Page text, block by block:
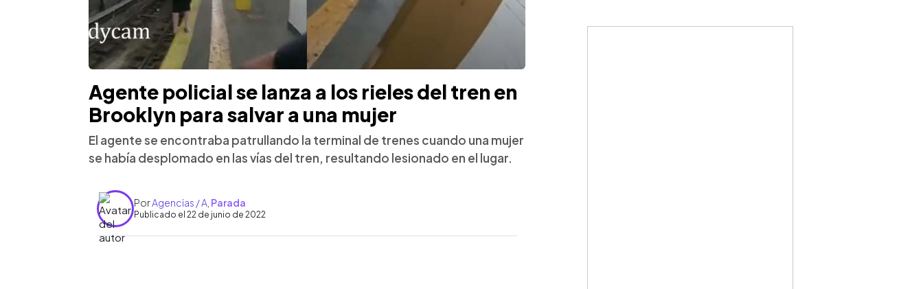
Agente policial se lanza a los rieles del tren en
Brooklyn para salvar a una mujer
El agente se encontraba patrullando la terminal de trenes cuando una mujer
se había desplomado en las vías del tren, resultando lesionado en el lugar.
PorAgencias / A Parada
Publicado el 22 de junio de 2022